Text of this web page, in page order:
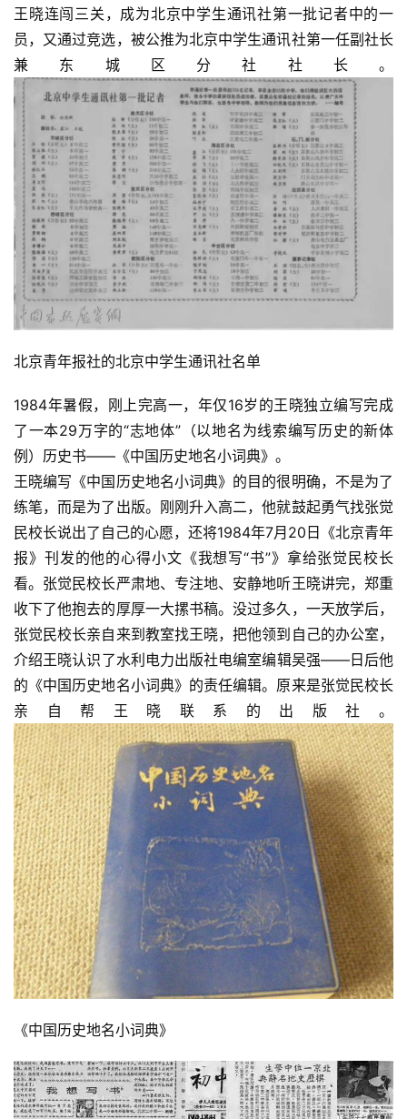
砚
边
夜
话
美
术
图
库
容
易
寫
錯
錯
繁
體
字
百
例
王晓连闯三关，成为北京中学生通讯社第一批记者中的一
员，又通过竞选，被公推为北京中学生通讯社第一任副社长
兼东城区分社社长。
北京青年报社的北京中学生通讯社名单
1984年暑假，刚上完高一，年仅16岁的王晓独立编写完成
了一本29万字的“志地体”（以地名为线索编写历史的新体
例）历史书——《中国历史地名小词典》。
王晓编写《中国历史地名小词典》的目的很明确，不是为了
练笔，而是为了出版。刚刚升入高二，他就鼓起勇气找张觉
民校长说出了自己的心愿，还将1984年7月20日《北京青年
报》刊发的他的心得小文《我想写“书”》拿给张觉民校长
看。张觉民校长严肃地、专注地、安静地听王晓讲完，郑重
收下了他抱去的厚厚一大摞书稿。没过多久，一天放学后，
张觉民校长亲自来到教室找王晓，把他领到自己的办公室，
介绍王晓认识了水利电力出版社电编室编辑吴强——日后他
的《中国历史地名小词典》的责任编辑。原来是张觉民校长
亲自帮王晓联系的出版社。
《中国历史地名小词典》